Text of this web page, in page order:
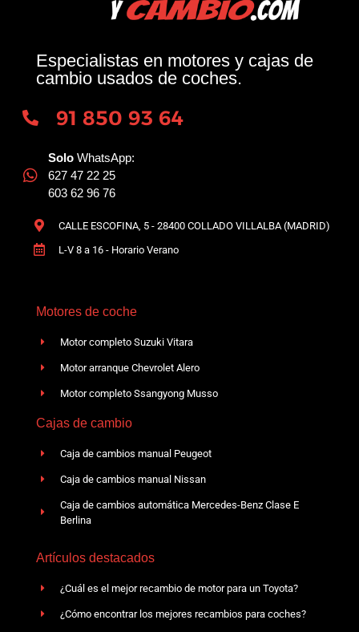
Especialistas en motores y cajas de
cambio usados de coches.
91 850 93 64
Solo WhatsApp:
627 47 22 25
603 62 96 76
CALLE ESCOFINA, 5 - 28400 COLLADO VILLALBA (MADRID)
L-V 8 a 16 - Horario Verano
Motores de coche
Motor completo Suzuki Vitara
Motor arranque Chevrolet Alero
Motor completo Ssangyong Musso
Cajas de cambio
Caja de cambios manual Peugeot
Caja de cambios manual Nissan
Caja de cambios automática Mercedes-Benz Clase E
Berlina
Artículos destacados
¿Cuál es el mejor recambio de motor para un Toyota?
¿Cómo encontrar los mejores recambios para coches?